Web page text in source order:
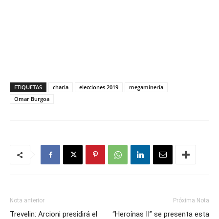
ETIQUETAS charla elecciones 2019
megaminería
Omar Burgoa
Nota anterior
Trevelin: Arcioni presidirá el
Próxima Nota
“Heroínas II” se presenta esta